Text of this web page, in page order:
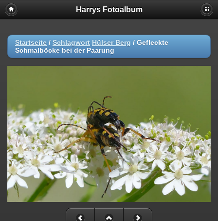
Harrys Fotoalbum
Startseite / Schlagwort Hülser Berg / Gefleckte
Schmalböcke bei der Paarung